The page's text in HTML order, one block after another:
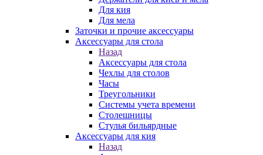
Для кия
Для мела
Заточки и прочие аксессуары
Аксессуары для стола
Назад
Аксессуары для стола
Чехлы для столов
Часы
Треугольники
Системы учета времени
Столешницы
Стулья бильярдные
Аксессуары для кия
Назад